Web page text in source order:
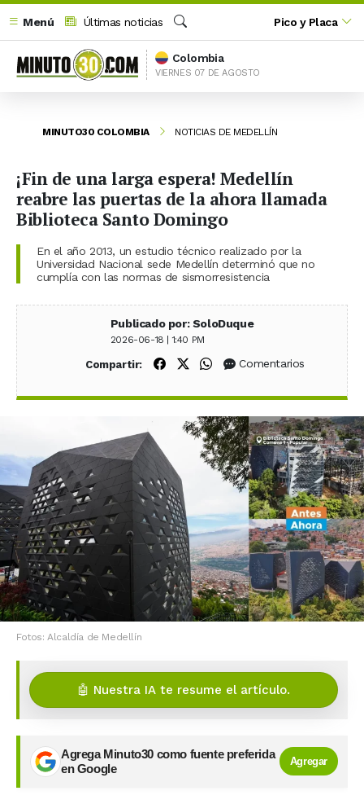
Menú
Últimas noticias
Buscar
Pico y Placa
Colombia
VIERNES 07 DE AGOSTO
MINUTO30 COLOMBIA NOTICIAS DE MEDELLÍN
¡Fin de una larga espera! Medellín
reabre las puertas de la ahora llamada
Biblioteca Santo Domingo
En el año 2013, un estudio técnico realizado por la
Universidad Nacional sede Medellín determinó que no
cumplía con las normas de sismorresistencia
Publicado por: SoloDuque
2026-06-18 | 1:40 PM
Compartir: Compartir en Facebook
Compartir en X (Twitter)
Compartir en WhatsApp
Comentarios
Fotos: Alcaldía de Medellín
🤖 Nuestra IA te resume el artículo.
Agrega Minuto30 como fuente preferida
en Google
Agregar